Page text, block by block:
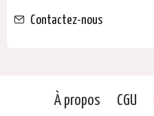
Contactez-nous
À propos CGU